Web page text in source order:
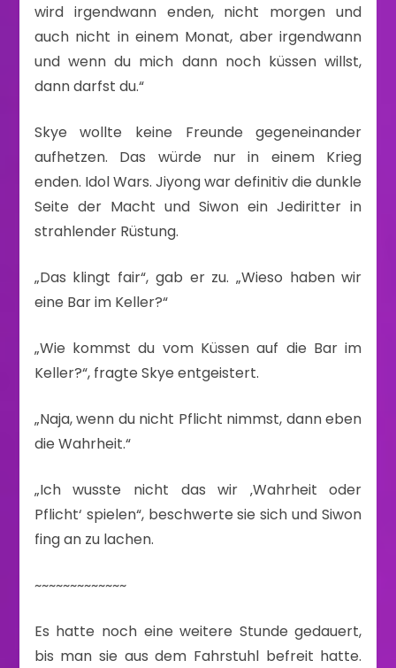
wird irgendwann enden, nicht morgen und
auch nicht in einem Monat, aber irgendwann
und wenn du mich dann noch küssen willst,
dann darfst du.“
Skye wollte keine Freunde gegeneinander
aufhetzen. Das würde nur in einem Krieg
enden. Idol Wars. Jiyong war definitiv die dunkle
Seite der Macht und Siwon ein Jediritter in
strahlender Rüstung.
„Das klingt fair“, gab er zu. „Wieso haben wir
eine Bar im Keller?“
„Wie kommst du vom Küssen auf die Bar im
Keller?“, fragte Skye entgeistert.
„Naja, wenn du nicht Pflicht nimmst, dann eben
die Wahrheit.“
„Ich wusste nicht das wir ‚Wahrheit oder
Pflicht‘ spielen“, beschwerte sie sich und Siwon
fing an zu lachen.
~~~~~~~~~~~~~
Es hatte noch eine weitere Stunde gedauert,
bis man sie aus dem Fahrstuhl befreit hatte.